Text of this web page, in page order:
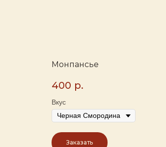
Монпансье
400 р.
Вкус
Заказать